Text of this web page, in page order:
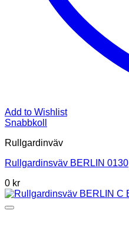
Add to Wishlist
Snabbkoll
Rullgardinväv
Rullgardinsväv BERLIN 0130
0 kr